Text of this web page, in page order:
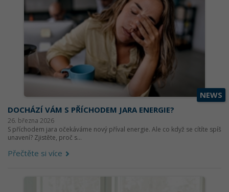
NEWS
DOCHÁZÍ VÁM S PŘÍCHODEM JARA ENERGIE?
26. března 2026
S příchodem jara očekáváme nový příval energie. Ale co když se cítíte spíš
unavení? Zjistěte, proč s...
Přečtěte si více